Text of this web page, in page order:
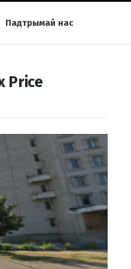
Падтрымай нас
Price